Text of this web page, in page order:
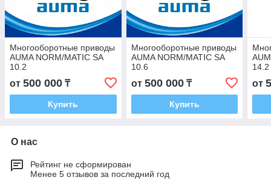
Многооборотные приводы
AUMA NORM/MATIC SA
10.2
от 500 000 ₸
Купить
Многооборотные приводы
AUMA NORM/MATIC SA
10.6
от 500 000₸
Купить
14.2
от
О нас
Рейтинг не сформирован
Менее 5 отзывов за последний год